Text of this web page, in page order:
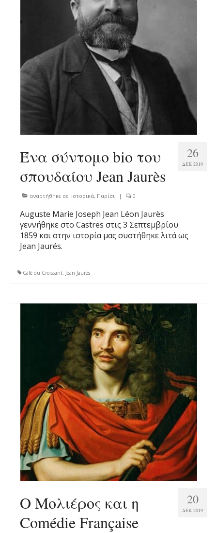
26
ΔΕΚ 2019
Ένα σύντομο bio του
σπουδαίου Jean Jaurès
αναρτήθηκε σε: Ιστορικά, Παρίσι | 0
Auguste Marie Joseph Jean Léon Jaurès
γεννήθηκε στο Castres στις 3 Σεπτεμβρίου
1859 και στην ιστορία μας συστήθηκε λιτά ως
Jean Jaurés.
Café du Croissant, Jean Jaurès
20
ΔΕΚ 2019
Ο Μολιέρος και η
Comédie Française